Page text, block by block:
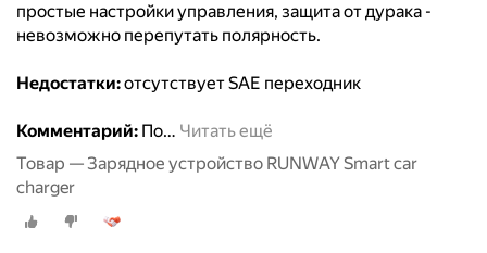
простые настройки управления, защита от дурака -
невозможно перепутать полярность.
Недостатки:отсутствует SAE переходник
Комментарий: По… Читать ещё
Товар — Зарядное устройство RUNWAY Smart car
charger